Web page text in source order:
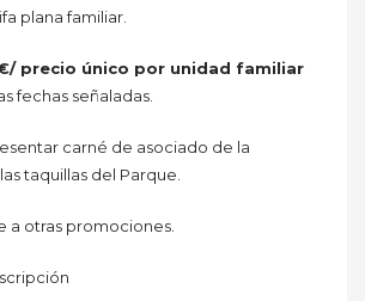
plana familiar.
precio único por unidad familiar
fechas señaladas.
carné de asociado de la
taquillas del Parque.
a otras promociones.